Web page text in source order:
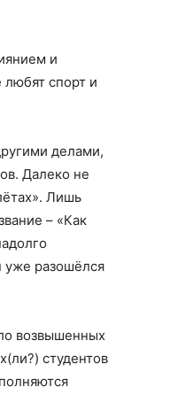
и
спорт и
делами,
Далеко не
Лишь
– «Как
уже разошёлся
возвышенных
студентов